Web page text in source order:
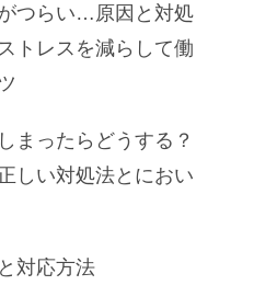
つらい…原因と対処
トレスを減らして働
まったらどうする？
しい対処法とにおい
対応方法